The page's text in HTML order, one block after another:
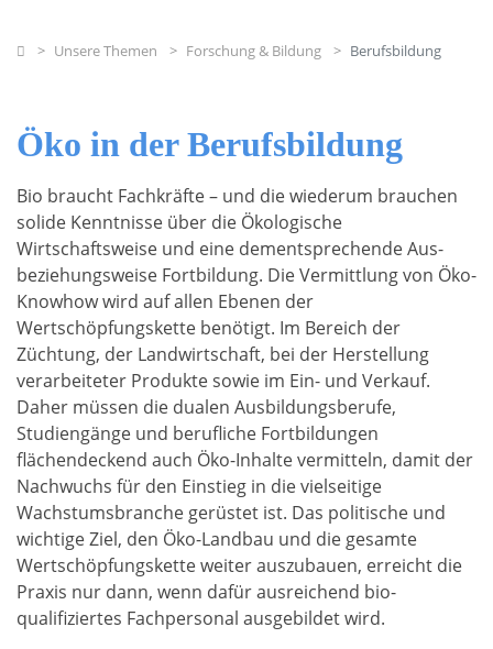
HomeUnsere Themen Forschung & Bildung Berufsbildung
Öko in der Berufsbildung
Bio braucht Fachkräfte – und die wiederum brauchen
solide Kenntnisse über die Ökologische
Wirtschaftsweise und eine dementsprechende Aus-
beziehungsweise Fortbildung. Die Vermittlung von Öko-
Knowhow wird auf allen Ebenen der
Wertschöpfungskette benötigt. Im Bereich der
Züchtung, der Landwirtschaft, bei der Herstellung
verarbeiteter Produkte sowie im Ein- und Verkauf.
Daher müssen die dualen Ausbildungsberufe,
Studiengänge und berufliche Fortbildungen
flächendeckend auch Öko-Inhalte vermitteln, damit der
Nachwuchs für den Einstieg in die vielseitige
Wachstumsbranche gerüstet ist. Das politische und
wichtige Ziel, den Öko-Landbau und die gesamte
Wertschöpfungskette weiter auszubauen, erreicht die
Praxis nur dann, wenn dafür ausreichend bio-
qualifiziertes Fachpersonal ausgebildet wird.